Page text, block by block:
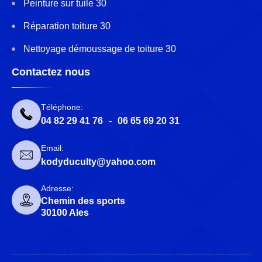
Peinture sur tuile 30
Réparation toiture 30
Nettoyage démoussage de toiture 30
Contactez nous
Téléphone:
04 82 29 41 76 - 06 65 69 20 31
Email:
kodyduculty@yahoo.com
Adresse:
Chemin des sports
30100 Ales